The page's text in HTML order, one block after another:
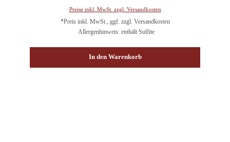
Preise inkl. MwSt. zzgl. Versandkosten
*Preis inkl. MwSt., ggf. zzgl. Versandkosten
Allergenhinweis: enthält Sulfite
In den Warenkorb